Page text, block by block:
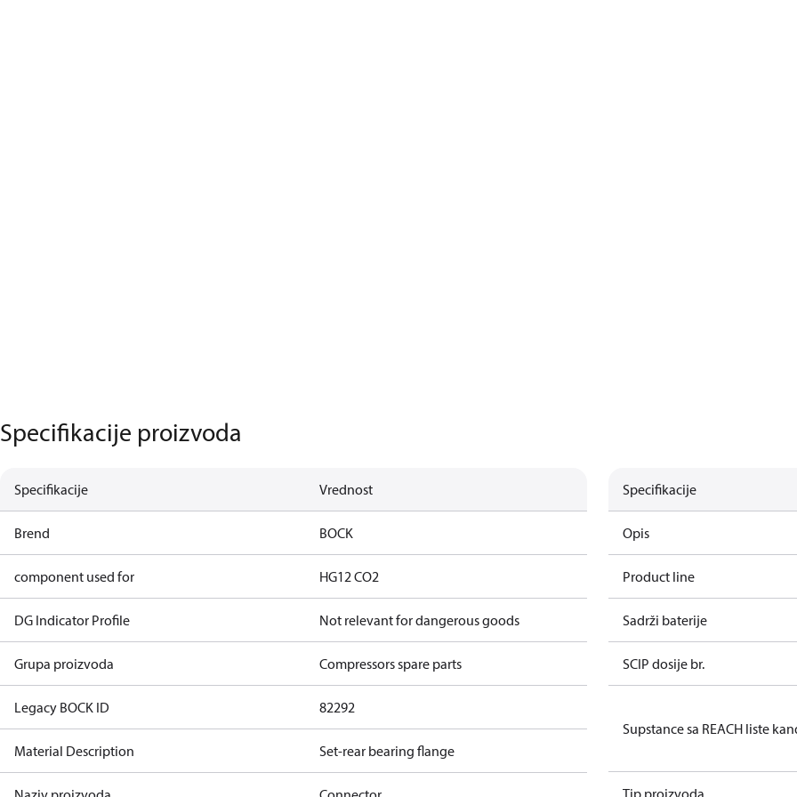
Specifikacije proizvoda
Specifikacije Vrednost
Brend BOCK
component used for HG12 CO2
DG Indicator Profile Not relevant for dangerous goods
Grupa proizvoda Compressors spare parts
Legacy BOCK ID 82292
Material Description Set-rear bearing flange
Specifikacije
Opis
Product line
Sadrži baterije
SCIP dosije br.
Supstance sa REACH liste
Tip proizvoda